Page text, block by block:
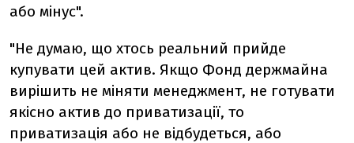
або мінус".
"Не думаю, що хтось реальний прийде
купувати цей актив. Якщо Фонд держмайна
вирішить не міняти менеджмент, не готувати
якісно актив до приватизації, то
приватизація або не відбудеться, або